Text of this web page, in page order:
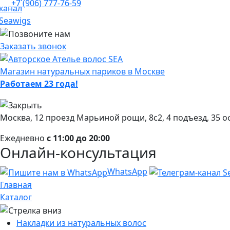
+7 (906) 777-76-59
Заказать звонок
Магазин натуральных париков в Москве
Работаем 23 года!
Москва, 12 проезд Марьиной рощи, 8с2, 4 подъезд, 35
Ежедневно с 11:00 до 20:00
Онлайн-консультация
WhatsApp
Главная
Каталог
Накладки из натуральных волос